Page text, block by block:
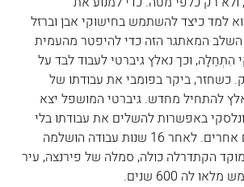
למד כיצד להשתמש בחישוקי אבן וברזל
השלב המאתגר הזה כדי להיפטר מהעמית
הִתְחַלָּה, וכך נאלץ גיברטי לעבוד לבד על
כשחזר, ביקר בפומבי את עבודתו של
להתחיל מחדש. גיברטי המושפל יצא
באפשרות להשלים את עבודתו בלי
שייאלץ להתעמת עם אחרים. לאחר 16 שנות עבודה הושלמה
הקתדרלה כולה, סמלה של פירנצה, עיר
לה 600 שנים.